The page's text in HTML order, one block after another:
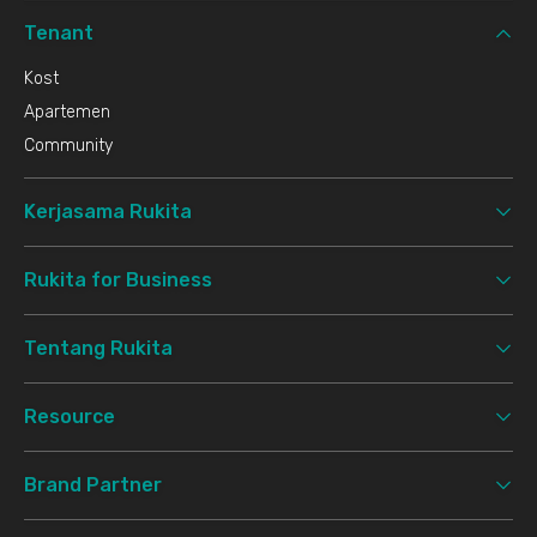
Tenant
Kost
Apartemen
Community
Kerjasama Rukita
Rukita for Business
Tentang Rukita
Resource
Brand Partner